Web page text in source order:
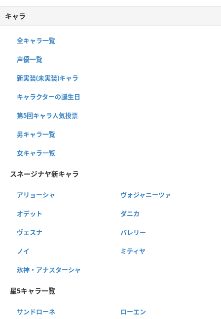
キャラ
全キャラ一覧
声優一覧
新実装(未実装)キャラ
キャラクターの誕生日
第5回キャラ人気投票
男キャラ一覧
女キャラ一覧
スネージナヤ新キャラ
アリョーシャ ヴォジャニーツァ
オデット ダニカ
ヴェスナ バレリー
ノイ ミティヤ
氷神・アナスターシャ
星5キャラ一覧
サンドローネ ローエン